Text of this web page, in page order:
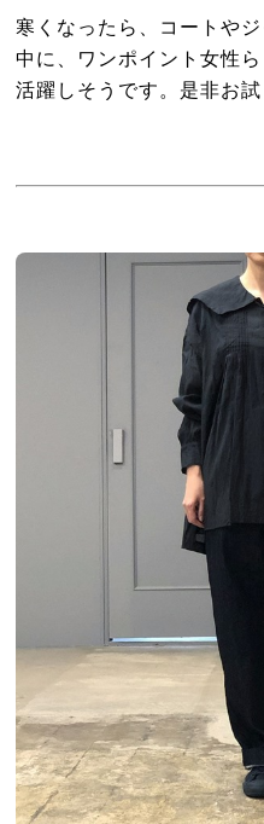
寒くなったら、コートや
中に、ワンポイント女性
活躍しそうです。是非お試